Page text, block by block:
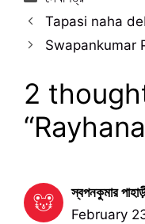
Tapasi naha
Swapankumar
2
স্বপনকুমার
February